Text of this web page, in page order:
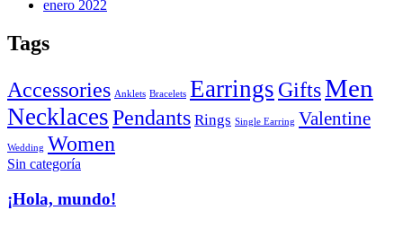
enero 2022
Tags
Accessories Anklets Bracelets Earrings GiftsMen
NecklacesPendants Rings Single Earring Valentine
Wedding Women
Sin categoría
¡Hola, mundo!